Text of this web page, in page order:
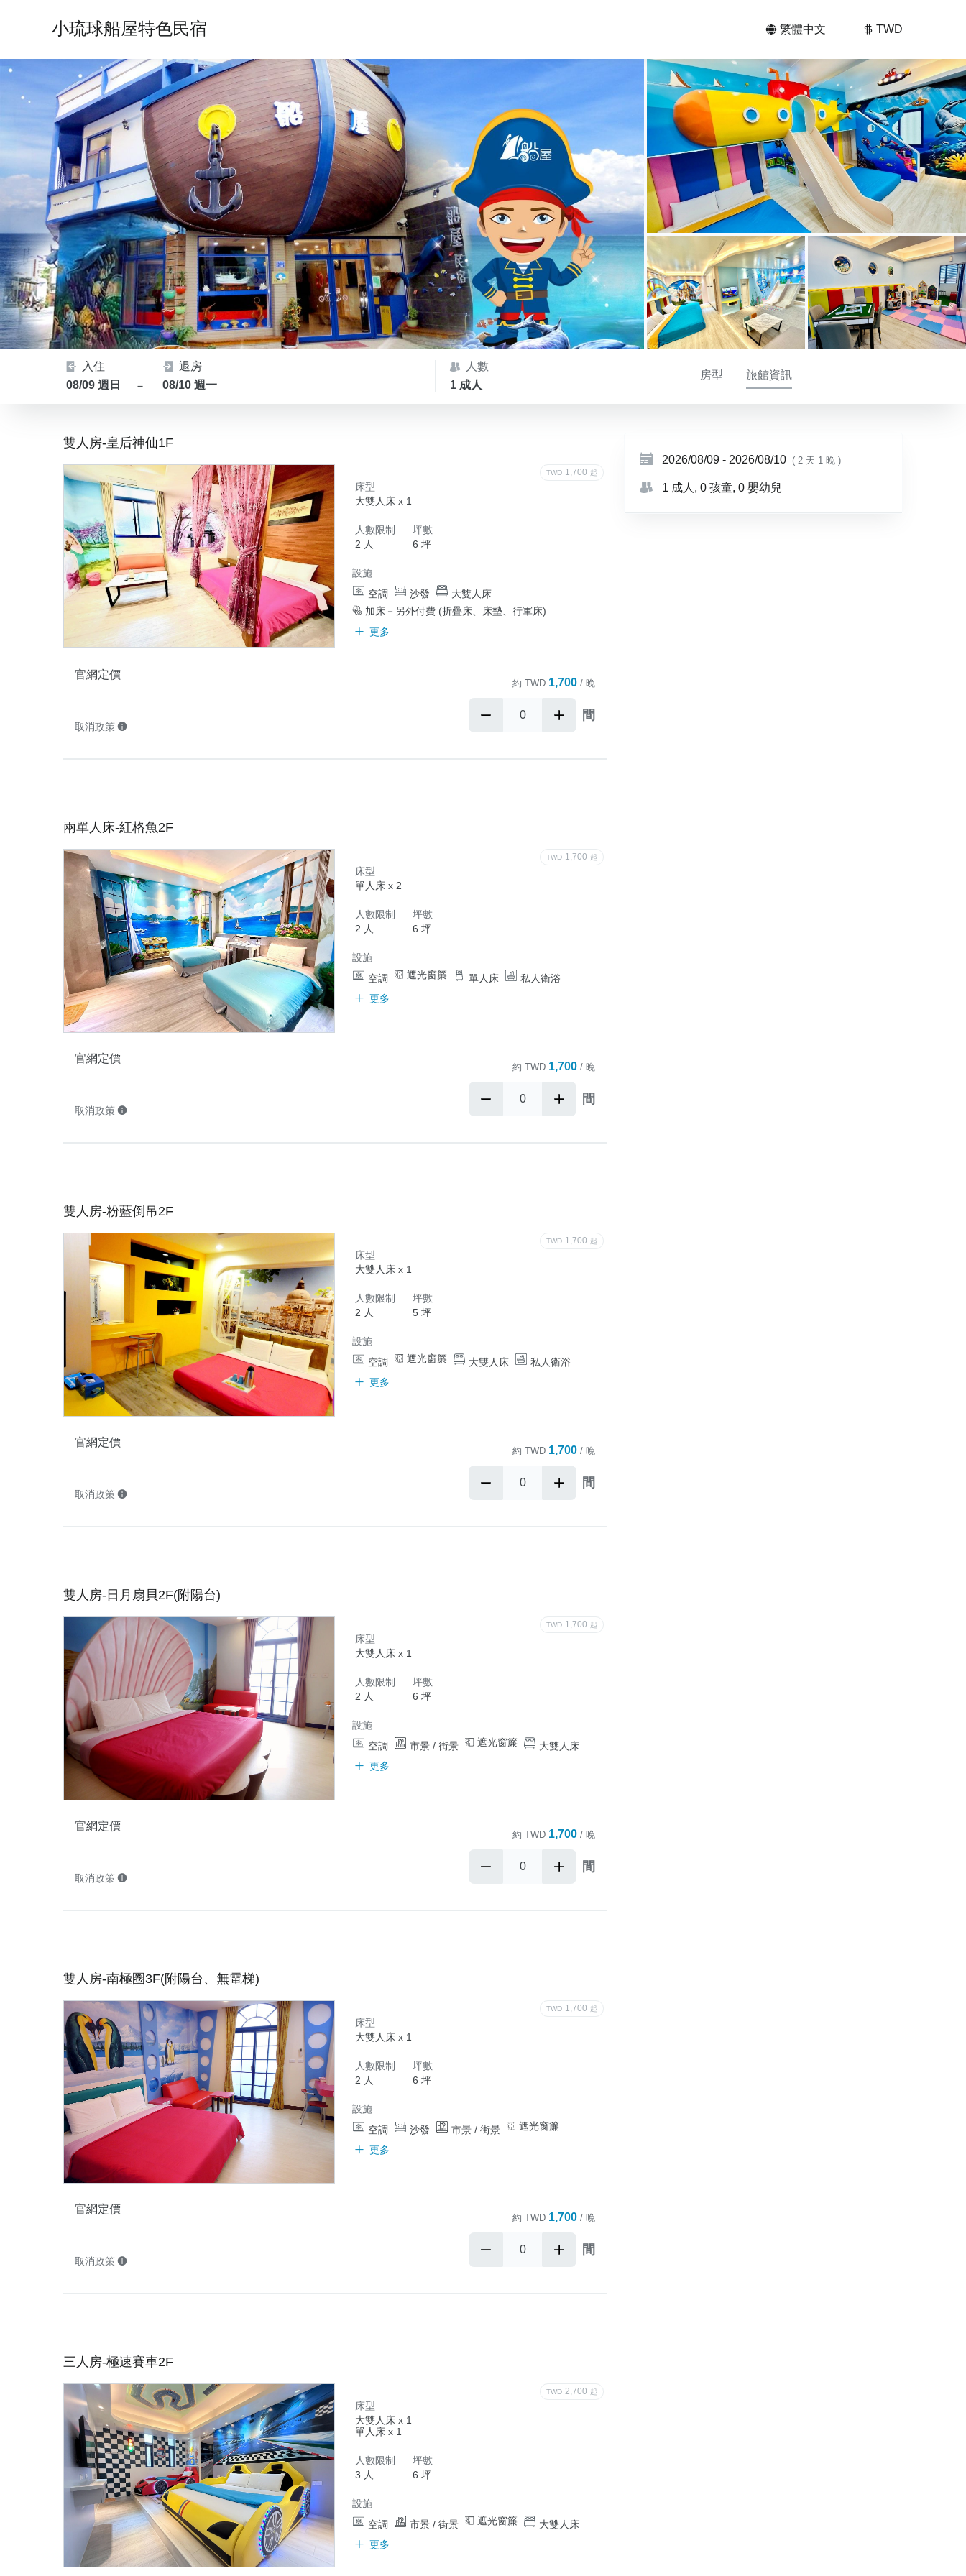
小琉球船屋特色民宿 繁體中文 TWD
入住
08/09 週日
－
退房
08/10 週一
人數
1 成人
房型 旅館資訊
雙人房-皇后神仙1F
TWD 1,700 起
床型
大雙人床 x 1
人數限制
2 人
坪數
6 坪
設施
空調
沙發
大雙人床
加床－另外付費 (折疊床、床墊、行軍床)
更多
官網定價
取消政策
約 TWD 1,700 / 晚
間
兩單人床-紅格魚2F
TWD 1,700 起
床型
單人床 x 2
人數限制
2 人
坪數
6 坪
設施
空調
遮光窗簾 單人床
私人衛浴
更多
官網定價
取消政策
約 TWD 1,700 / 晚
間
雙人房-粉藍倒吊2F
TWD 1,700 起
床型
大雙人床 x 1
人數限制
2 人
坪數
5 坪
設施
空調
遮光窗簾 大雙人床
私人衛浴
更多
官網定價
取消政策
約 TWD 1,700 / 晚
間
雙人房-日月扇貝2F(附陽台)
TWD 1,700 起
床型
大雙人床 x 1
人數限制
2 人
坪數
6 坪
設施
空調
市景 / 街景 遮光窗簾
大雙人床
更多
官網定價
取消政策
約 TWD 1,700 / 晚
間
雙人房-南極圈3F(附陽台、無電梯)
TWD 1,700 起
床型
大雙人床 x 1
人數限制
2 人
坪數
6 坪
設施
空調
沙發 市景 / 街景 遮光窗簾
更多
官網定價
取消政策
約 TWD 1,700 / 晚
間
三人房-極速賽車2F
TWD 2,700 起
床型
大雙人床 x 1
單人床 x 1
人數限制
3 人
坪數
6 坪
設施
空調
市景 / 街景 遮光窗簾
大雙人床
更多
2026/08/09 - 2026/08/10 ( 2 天 1 晚 )
1 成人 , 0 孩童, 0 嬰幼兒